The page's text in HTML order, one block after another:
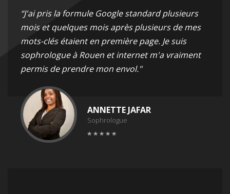
“J'ai pris la formule Google standard plusieurs
mois et quelques mois après plusieurs de mes
mots-clés étaient en première page. Je suis
sophrologue à Rouen et internet m'a vraiment
permis de prendre mon envol."
ANNETTE JAFAR
Sophrologue